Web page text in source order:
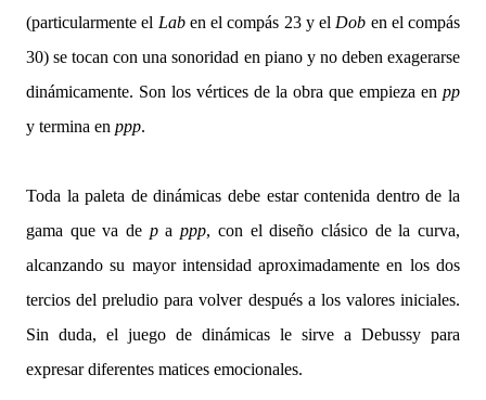
(particularmente el Laben el compás 23 y el Dob en el compás
30) se tocan con una sonoridad en piano y no deben exagerarse
dinámicamente. Son los vértices de la obra que empieza en pp
y termina en ppp.
Toda la paleta de dinámicas debe estar contenida dentro de la
gama que va de pappp, con el diseño clásico de la curva,
alcanzando su mayor intensidad aproximadamente en los dos
tercios del preludio para volver después a los valores iniciales.
Sin duda, el juego de dinámicas le sirve a Debussy para
expresar diferentes matices emocionales.